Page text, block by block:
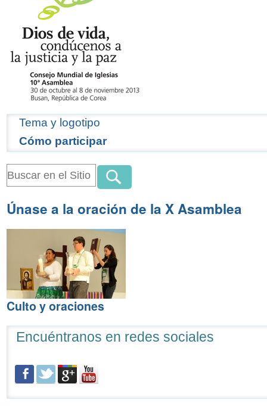
Navegación
Tema y logotipo
Cómo participar
Únase a la oración de la X Asamblea
Culto y oraciones
Encuéntranos en redes sociales